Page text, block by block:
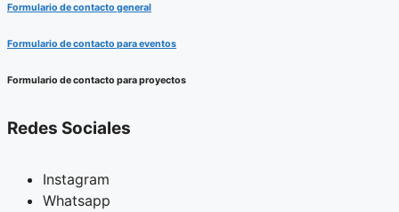
Formulario de contacto general
Formulario de contacto para eventos
Formulario de contacto para proyectos
Redes Sociales
Instagram
Whatsapp